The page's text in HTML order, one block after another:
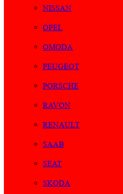
NISSAN
OPEL
OMODA
PEUGEOT
PORSCHE
RAVON
RENAULT
SAAB
SEAT
SKODA